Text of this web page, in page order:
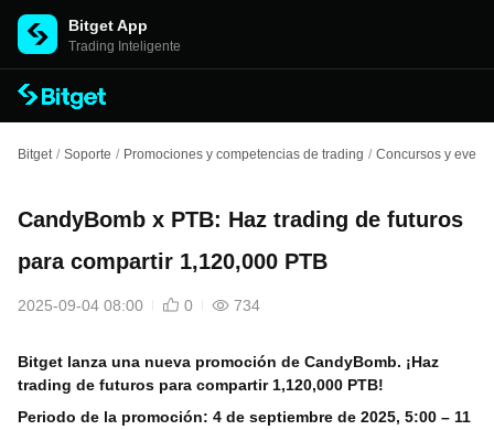
Bitget App
Trading Inteligente
Bitget / Soporte / Promociones y competencias de trading / Concursos y
CandyBomb x PTB: Haz trading de futuros
para compartir 1,120,000 PTB
2025-09-04 08:00 0 734
Bitget lanza una nueva promoción de CandyBomb. ¡Haz
trading de futuros para compartir 1,120,000 PTB!
Periodo de la promoción: 4 de septiembre de 2025, 5:00 – 11